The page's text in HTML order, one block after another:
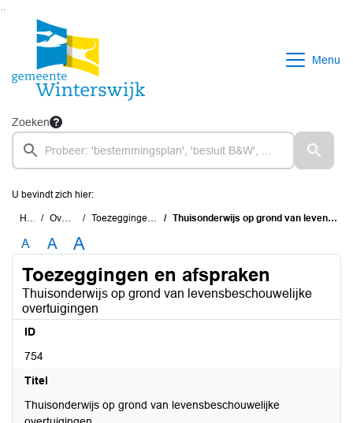
Ga naar de inhoud van deze pagina
Ga naar het zoeken
Ga naar het menu
Menu
Zoeken
U bevindt zich hier:
Home Overzichten Toezeggingen en afspraken Thuisonderwijs op grond van levensbeschouwelijke overtuigingen
A A A
Toezeggingen en afspraken
Thuisonderwijs op grond van levensbeschouwelijke
overtuigingen
ID
754
Titel
Thuisonderwijs op grond van levensbeschouwelijke